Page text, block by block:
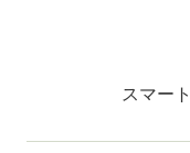
スマー